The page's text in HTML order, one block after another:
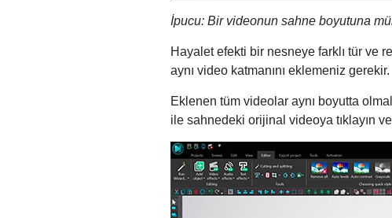
İpucu: Bir videonun sahne boyutuna
Hayalet efekti bir nesneye farklı tür ve
aynı video katmanını eklemeniz gerekir.
Eklenen tüm videolar aynı boyutta
ile sahnedeki orijinal videoya tıklayın